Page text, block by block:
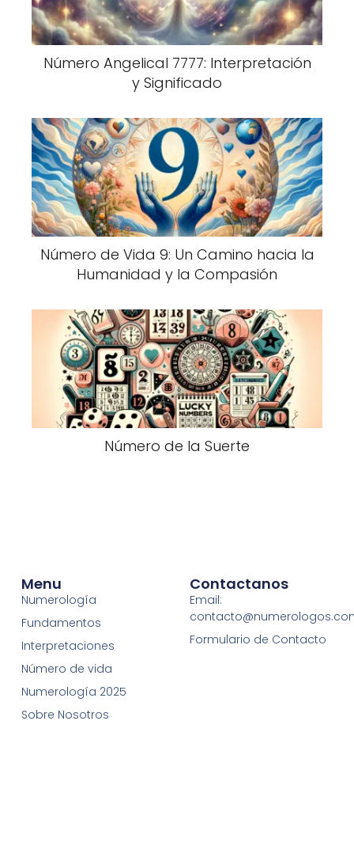
Número Angelical 7777: Interpretación
y Significado
Número de Vida 9: Un Camino hacia la
Humanidad y la Compasión
Número de la Suerte
Menu
Numerología
Fundamentos
Interpretaciones
Número de vida
Numerología 2025
Sobre Nosotros
Contactanos
Email:
Formulario de Contacto